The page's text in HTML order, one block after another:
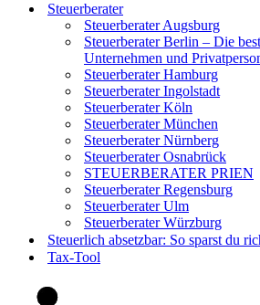
Steuerberater
Steuerberater Augsburg
Steuerberater Berlin – Die
Unternehmen und
Steuerberater Hamburg
Steuerberater Ingolstadt
Steuerberater Köln
Steuerberater München
Steuerberater Nürnberg
Steuerberater Osnabrück
STEUERBERATER PRIEN
Steuerberater Regensburg
Steuerberater Ulm
Steuerberater Würzburg
Steuerlich absetzbar: So sparst du
Tax-Tool